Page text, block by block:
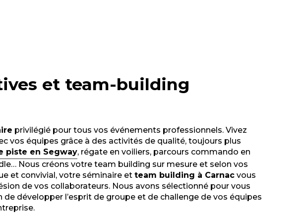
et team-building
privilégié pour tous vos événements professionnels. Vivez
vos équipes grâce à des activités de qualité, toujours plus
piste en Segway, régate en voiliers, parcours commando en
Nous créons votre team building sur mesure et selon vos
et convivial, votre séminaire et team building à Carnac vous
de vos collaborateurs. Nous avons sélectionné pour vous
développer l’esprit de groupe et de challenge de vos équipes